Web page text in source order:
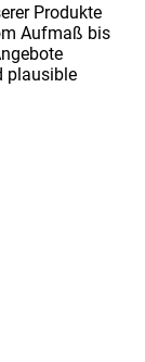
Produkte
Aufmaß bis
plausible